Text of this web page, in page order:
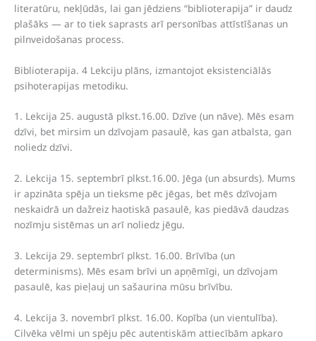
literatūru, nekļūdās, lai gan jēdziens “biblioterapija” ir daudz
plašāks — ar to tiek saprasts arī personības attīstīšanas un
pilnveidošanas process.
Biblioterapija. 4 Lekciju plāns, izmantojot eksistenciālās
psihoterapijas metodiku.
1. Lekcija 25. augustā plkst.16.00. Dzīve (un nāve). Mēs esam
dzīvi, bet mirsim un dzīvojam pasaulē, kas gan atbalsta, gan
noliedz dzīvi.
2. Lekcija 15. septembrī plkst.16.00. Jēga (un absurds). Mums
ir apzināta spēja un tieksme pēc jēgas, bet mēs dzīvojam
neskaidrā un dažreiz haotiskā pasaulē, kas piedāvā daudzas
nozīmju sistēmas un arī noliedz jēgu.
3. Lekcija 29. septembrī plkst. 16.00. Brīvība (un
determinisms). Mēs esam brīvi un apņēmīgi, un dzīvojam
pasaulē, kas pieļauj un sašaurina mūsu brīvību.
4. Lekcija 3. novembrī plkst. 16.00. Kopība (un vientulība).
Cilvēka vēlmi un spēju pēc autentiskām attiecībām apkaro